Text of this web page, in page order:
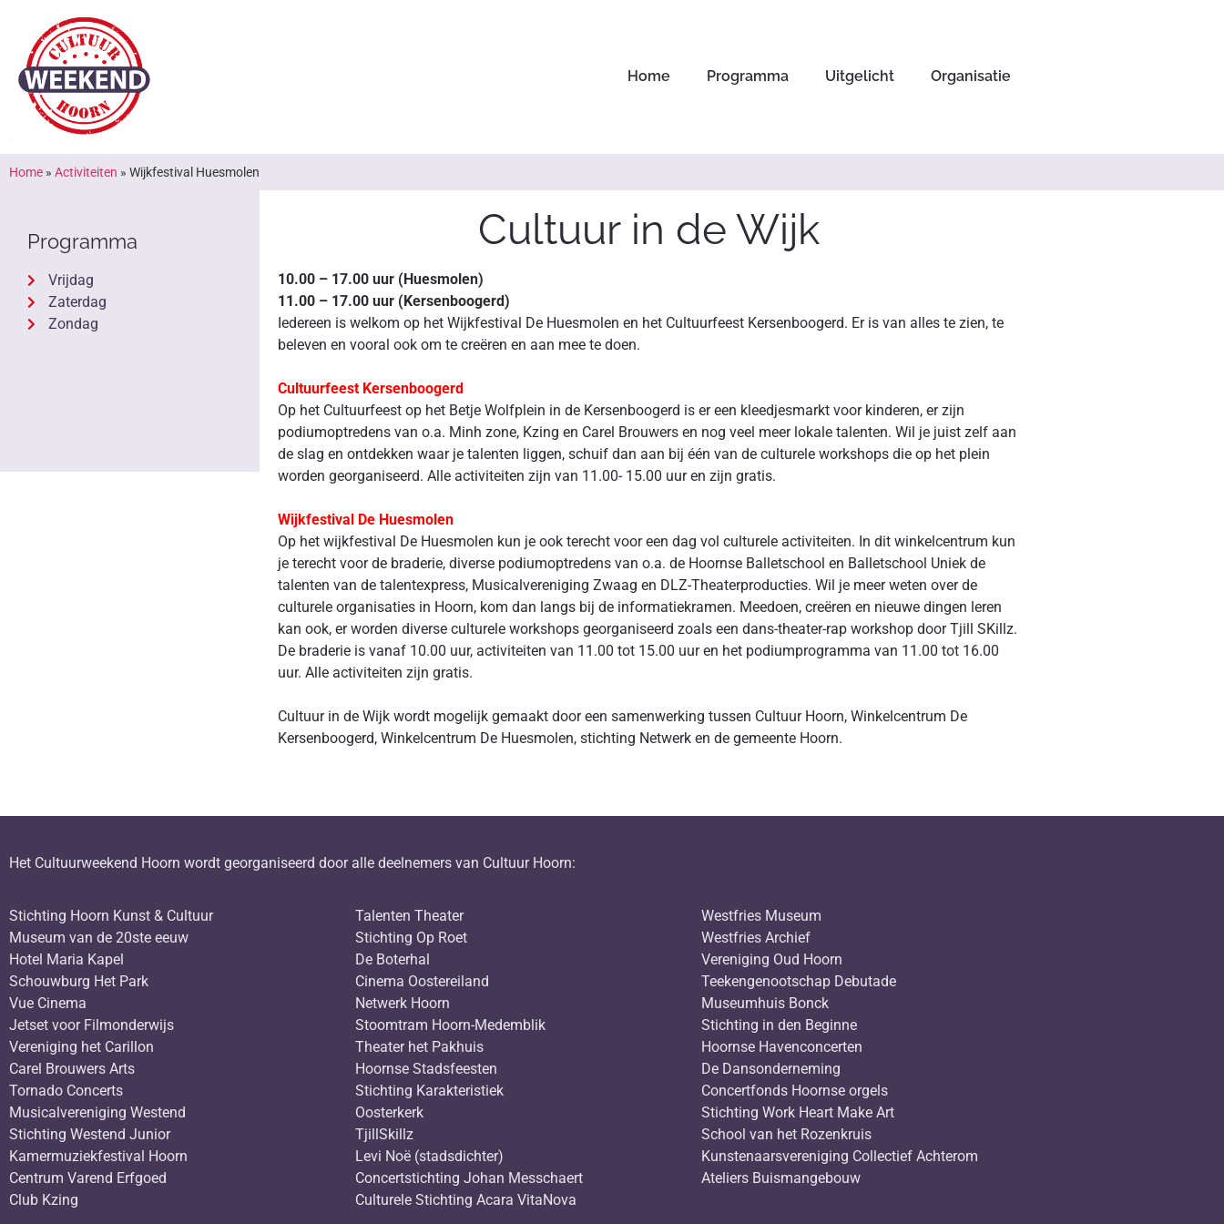
Home Programma Uitgelicht Organisatie
Home » Activiteiten » Wijkfestival Huesmolen
Programma
Vrijdag
Zaterdag
Zondag
Cultuur in de Wijk
10.00 – 17.00 uur (Huesmolen)
11.00 – 17.00 uur (Kersenboogerd)
Iedereen is welkom op het Wijkfestival De Huesmolen en het Cultuurfeest Kersenboogerd. Er is van alles te zien, te
beleven en vooral ook om te creëren en aan mee te doen.
Cultuurfeest Kersenboogerd
Op het Cultuurfeest op het Betje Wolfplein in de Kersenboogerd is er een kleedjesmarkt voor kinderen, er zijn
podiumoptredens van o.a. Minh zone, Kzing en Carel Brouwers en nog veel meer lokale talenten. Wil je juist zelf aan
de slag en ontdekken waar je talenten liggen, schuif dan aan bij één van de culturele workshops die op het plein
worden georganiseerd. Alle activiteiten zijn van 11.00- 15.00 uur en zijn gratis.
Wijkfestival De Huesmolen
Op het wijkfestival De Huesmolen kun je ook terecht voor een dag vol culturele activiteiten. In dit winkelcentrum kun
je terecht voor de braderie, diverse podiumoptredens van o.a. de Hoornse Balletschool en Balletschool Uniek de
talenten van de talentexpress, Musicalvereniging Zwaag en DLZ-Theaterproducties. Wil je meer weten over de
culturele organisaties in Hoorn, kom dan langs bij de informatiekramen. Meedoen, creëren en nieuwe dingen leren
kan ook, er worden diverse culturele workshops georganiseerd zoals een dans-theater-rap workshop door Tjill SKillz.
De braderie is vanaf 10.00 uur, activiteiten van 11.00 tot 15.00 uur en het podiumprogramma van 11.00 tot 16.00
uur. Alle activiteiten zijn gratis.
Cultuur in de Wijk wordt mogelijk gemaakt door een samenwerking tussen Cultuur Hoorn, Winkelcentrum De
Kersenboogerd, Winkelcentrum De Huesmolen, stichting Netwerk en de gemeente Hoorn.
Het Cultuurweekend Hoorn wordt georganiseerd door alle deelnemers van Cultuur Hoorn:
Stichting Hoorn Kunst & Cultuur
Museum van de 20ste eeuw
Hotel Maria Kapel
Schouwburg Het Park
Vue Cinema
Jetset voor Filmonderwijs
Vereniging het Carillon
Carel Brouwers Arts
Tornado Concerts
Musicalvereniging Westend
Stichting Westend Junior
Kamermuziekfestival Hoorn
Centrum Varend Erfgoed
Club Kzing
Talenten Theater
Stichting Op Roet
De Boterhal
Cinema Oostereiland
Netwerk Hoorn
Stoomtram Hoorn-Medemblik
Theater het Pakhuis
Hoornse Stadsfeesten
Stichting Karakteristiek
Oosterkerk
TjillSkillz
Levi Noë (stadsdichter)
Concertstichting Johan Messchaert
Culturele Stichting Acara VitaNova
Westfries Museum
Westfries Archief
Vereniging Oud Hoorn
Teekengenootschap Debutade
Museumhuis Bonck
Stichting in den Beginne
Hoornse Havenconcerten
De Dansonderneming
Concertfonds Hoornse orgels
Stichting Work Heart Make Art
School van het Rozenkruis
Kunstenaarsvereniging Collectief Achterom
Ateliers Buismangebouw